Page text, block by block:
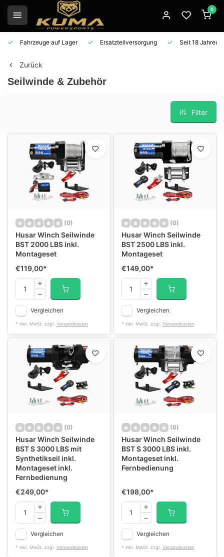
0
Fahrzeuge auf Lager Ersatzteilversorgung Seit 18 Jahren
Zurück
Seilwinde & Zubehör
Filter
(0)
Husar Winch Seilwinde
BST 2000 LBS inkl.
Montageset
€119,00*
Vergleichen
* Inkl. MwSt. zzgl. Versandkosten
(0)
Husar Winch Seilwinde
BST 2500 LBS inkl.
Montageset
€149,00*
Vergleichen
* Inkl. MwSt. zzgl. Versandkosten
(0)
Husar Winch Seilwinde
BST S 3000 LBS mit
Synthetikseil inkl.
Montageset inkl.
Fernbedienung
€249,00*
Vergleichen
* Inkl. MwSt. zzgl. Versandkosten
(0)
Husar Winch Seilwinde
BST S 3000 LBS inkl.
Montageset inkl.
Fernbedienung
€198,00*
Vergleichen
* Inkl. MwSt. zzgl. Versandkosten